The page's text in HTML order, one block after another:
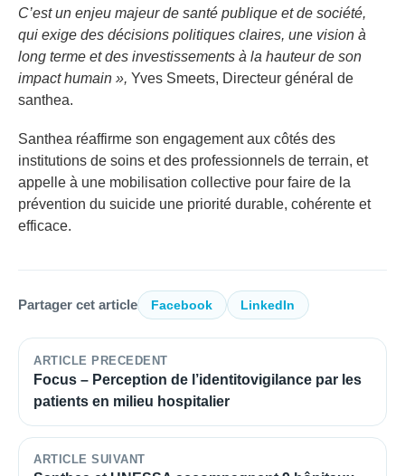
C’est un enjeu majeur de santé publique et de société,
qui exige des décisions politiques claires, une vision à
long terme et des investissements à la hauteur de son
impact humain », Yves Smeets, Directeur général de
santhea.
Santhea réaffirme son engagement aux côtés des
institutions de soins et des professionnels de terrain, et
appelle à une mobilisation collective pour faire de la
prévention du suicide une priorité durable, cohérente et
efficace.
Partager cet article Facebook LinkedIn
ARTICLE PRECEDENT
Focus – Perception de l’identitovigilance par les
patients en milieu hospitalier
ARTICLE SUIVANT